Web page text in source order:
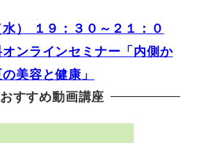
） １９：３０～２１：０
ンラインセミナー「内側か
美容と健康」
おすすめ動画講座